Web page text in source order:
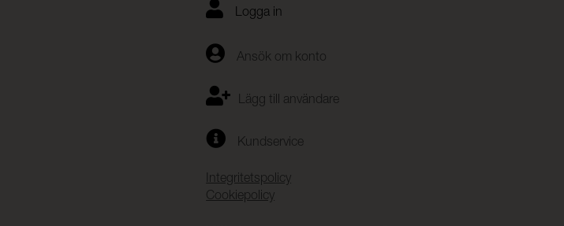
Logga in
Ansök om konto
Lägg till användare
Kundservice
Integritetspolicy
Cookiepolicy